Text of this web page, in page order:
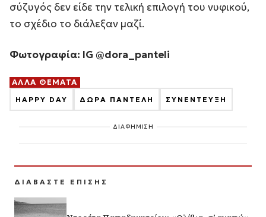
σύζυγός δεν είδε την τελική επιλογή του νυφικού,
το σχέδιο το διάλεξαν μαζί.
Φωτογραφία: IG @dora_panteli
ΑΛΛΑ ΘΕΜΑΤΑ
HAPPY DAY ΔΩΡΑ ΠΑΝΤΕΛΗ ΣΥΝΕΝΤΕΥΞΗ
ΔΙΑΦΗΜΙΣΗ
ΔΙΑΒΑΣΤΕ ΕΠΙΣΗΣ